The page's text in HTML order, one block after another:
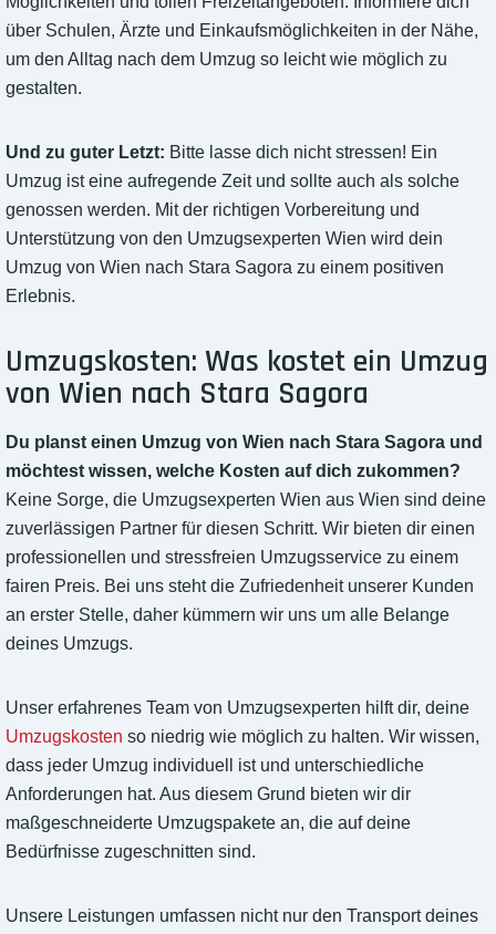
über Schulen, Ärzte und Einkaufsmöglichkeiten in der Nähe,
um den Alltag nach dem Umzug so leicht wie möglich zu
gestalten.
Und zu guter Letzt: Bitte lasse dich nicht stressen! Ein
Umzug ist eine aufregende Zeit und sollte auch als solche
genossen werden. Mit der richtigen Vorbereitung und
Unterstützung von den Umzugsexperten Wien wird dein
Umzug von Wien nach Stara Sagora zu einem positiven
Erlebnis.
Umzugskosten: Was kostet ein Umzug
von Wien nach Stara Sagora
Du planst einen Umzug von Wien nach Stara Sagora und
möchtest wissen, welche Kosten auf dich zukommen?
Keine Sorge, die Umzugsexperten Wien aus Wien sind deine
zuverlässigen Partner für diesen Schritt. Wir bieten dir einen
professionellen und stressfreien Umzugsservice zu einem
fairen Preis. Bei uns steht die Zufriedenheit unserer Kunden
an erster Stelle, daher kümmern wir uns um alle Belange
deines Umzugs.
Unser erfahrenes Team von Umzugsexperten hilft dir, deine
Umzugskosten so niedrig wie möglich zu halten. Wir wissen,
dass jeder Umzug individuell ist und unterschiedliche
Anforderungen hat. Aus diesem Grund bieten wir dir
maßgeschneiderte Umzugspakete an, die auf deine
Bedürfnisse zugeschnitten sind.
Unsere Leistungen umfassen nicht nur den Transport deines